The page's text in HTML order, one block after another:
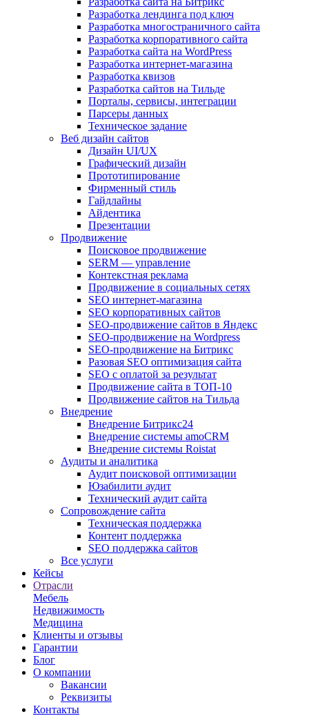
Разработка лендинга под ключ
Разработка многостраничного сайта
Разработка корпоративного сайта
Разработка сайта на WordPress
Разработка интернет-магазина
Разработка квизов
Разработка сайтов на Тильде
Порталы, сервисы, интеграции
Парсеры данных
Техническое задание
Веб дизайн сайтов
Дизайн UI/UX
Графический дизайн
Прототипирование
Фирменный стиль
Гайдлайны
Айдентика
Презентации
Продвижение
Поисковое продвижение
SERM — управление
Контекстная реклама
Продвижение в социальных сетях
SEO интернет-магазина
SEO корпоративных сайтов
SEO-продвижение сайтов в Яндекс
SEO-продвижение на Wordpress
SEO-продвижение на Битрикс
Разовая SEO оптимизация сайта
SEO с оплатой за результат
Продвижение сайта в ТОП-10
Продвижение сайтов на Тильда
Внедрение
Внедрение Битрикс24
Внедрение системы amoCRM
Внедрение системы Roistat
Аудиты и аналитика
Аудит поисковой оптимизации
Юзабилити аудит
Технический аудит сайта
Сопровождение сайта
Техническая поддержка
Контент поддержка
SEO поддержка сайтов
Все услуги
Кейсы
Отрасли
Мебель
Недвижимость
Медицина
Клиенты и отзывы
Гарантии
Блог
О компании
Вакансии
Реквизиты
Контакты